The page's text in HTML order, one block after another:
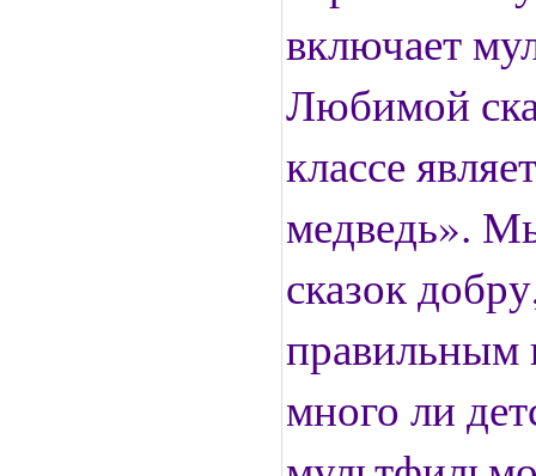
включает
Любимой
классе
медведь».
сказок
правильным
много ли